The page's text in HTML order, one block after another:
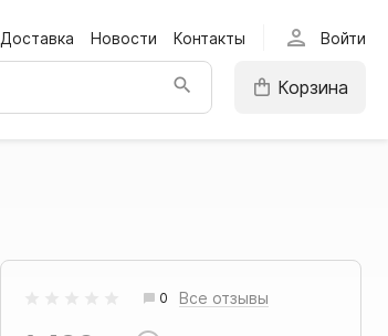
Доставка Новости Контакты person Войти
Корзина
0 Все отзывы